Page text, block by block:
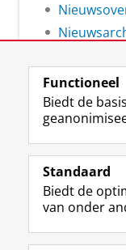
Volg
Studiekiezers
Functioneel
Biedt de
Standaard
Biedt de
van onder